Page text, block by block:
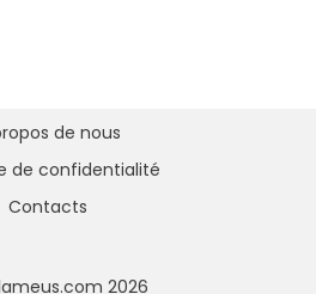
2026
de nous
de confidentialité
Contacts